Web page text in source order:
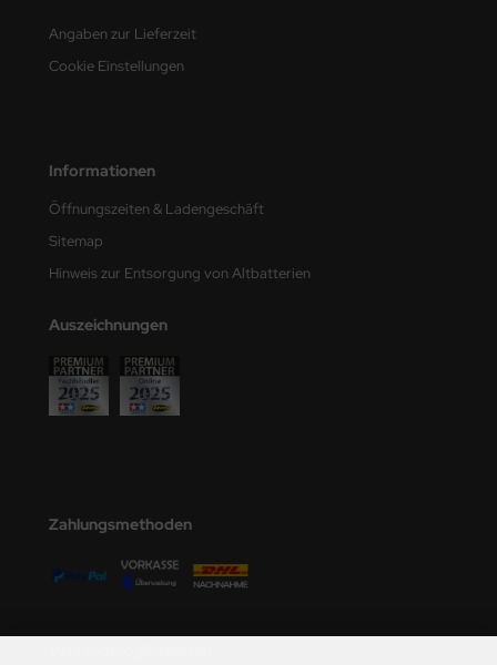
Angaben zur Lieferzeit
Cookie Einstellungen
Informationen
Öffnungszeiten & Ladengeschäft
Sitemap
Hinweis zur Entsorgung von Altbatterien
Auszeichnungen
Zahlungsmethoden